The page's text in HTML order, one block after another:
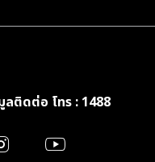
ติดต่อ โทร : 1488